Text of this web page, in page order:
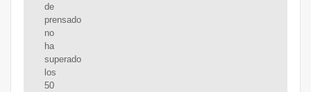
de
prensado
no
ha
superado
los
50